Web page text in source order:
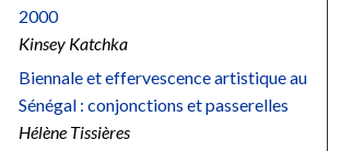
2000
Kinsey Katchka
Biennale et effervescence artistique au
Sénégal : conjonctions et passerelles
Hélène Tissières